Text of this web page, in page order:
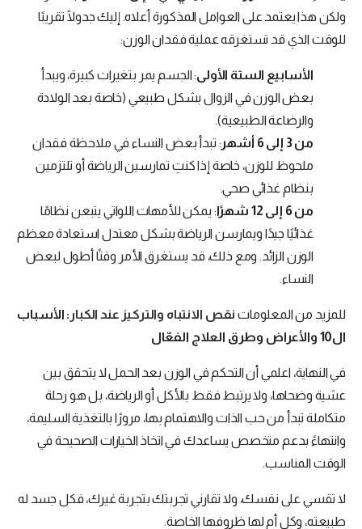
ولكن هذا يعتمد على العوامل المذكورة أعلاه. إليك جدولًا تقريبًا
للوقت الذي قد تستغرقه عملية فقدان الوزن:
الأسابيع الستة الأولى: الجسم يمر بتغيرات كبيرة، ويبدأ
بعض الوزن في الزوال بشكل طبيعي (خاصة بعد الولادة
والرضاعة الطبيعية).
من 3 إلى 6 أشهر
: تبدأ بعض النساء في ملاحظة فقدان
ملحوظ للوزن، خاصة إذا كنتِ تمارسين الرياضة أو تلتزمين
بنظام غذائي صحي.
من 6 إلى 12 شهرًا
: يمكن للأمهات اللواتي يتبعن نظامًا
غذائيًا جيدًا ويمارسن الرياضة بشكل معتدل استعادة معظم
الوزن الزائد. ومع ذلك، قد يستغرق الأمر وقتًا أطول لبعض
النساء.
للمزيد من المعلومات نقص الانتباه والتركيز عند الكبار : الأسباب
ال10 والأعراض وطرق العلاج الفعّال
في النهاية، اعلمي أن التحكم في الوزن بعد الحمل لا يتحقق بين
عشية وضحاها، ولا يرتبط فقط بالأكل أو الرياضة، بل هو رحلة
متكاملة تبدأ من حب الذات والاهتمام بها، مرورًا بالتغذية السليمة،
وانتهاءً بدعم متخصص يساعدك في اتخاذ الخيارات الصحيحة في
الوقت المناسب.
لا تقسي على نفسك، ولا تقارني تجربتك بتجربة غيرك، فكل جسد له
طبيعته، وكل أم لها ظروفها الخاصة.